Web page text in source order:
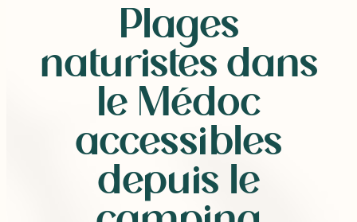
Plages
naturistes dans
le Médoc
accessibles
depuis le